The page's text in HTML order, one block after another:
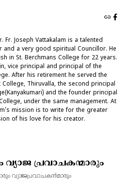
Fr. Joseph Vattakalam is a talented
and a very good spiritual Councillor. He
in St. Berchmans College for 22 years.
vice principal and principal of the
After his retirement he served the
Thiruvalla, the second principal
and the founder principal
under the same management. At
mission is to write for the greater
of his love for his creator.
പ്രവാചകന്മാരും
വ്യാജപ്രവാചകന്‍മാരും